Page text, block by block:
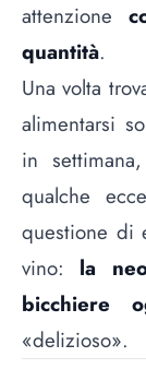
attenzione
quantità.
Una volta
alimentarsi
in
qualche
questione di
vino: la
bicchiere
«delizioso».